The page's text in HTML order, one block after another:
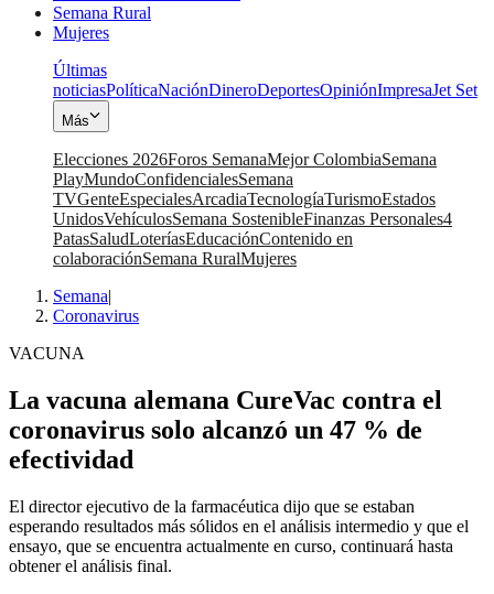
Semana Rural
Mujeres
Últimas
noticiasPolíticaNaciónDineroDeportesOpiniónImpresaJet Set
Más
Elecciones 2026Foros SemanaMejor ColombiaSemana
PlayMundoConfidencialesSemana
TVGenteEspecialesArcadiaTecnologíaTurismoEstados
UnidosVehículosSemana SostenibleFinanzas Personales4
PatasSaludLoteríasEducaciónContenido en
colaboraciónSemana RuralMujeres
Semana|
Coronavirus
VACUNA
La vacuna alemana CureVac contra el
coronavirus solo alcanzó un 47 % de
efectividad
El director ejecutivo de la farmacéutica dijo que se estaban
esperando resultados más sólidos en el análisis intermedio y que el
ensayo, que se encuentra actualmente en curso, continuará hasta
obtener el análisis final.